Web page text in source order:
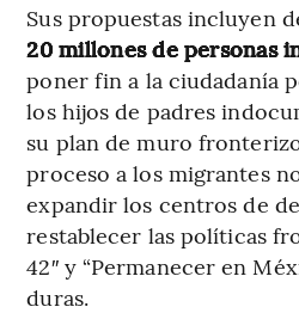
Sus propuestas incluyen
20 millones de personas
poner fin a la ciudadanía
los hijos de padres
su plan de muro
proceso a los migrantes
expandir los centros de
restablecer las políticas
42″ y “Permanecer en
duras.